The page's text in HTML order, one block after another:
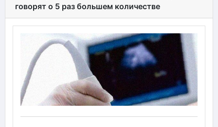
говорят о 5 раз большем количестве